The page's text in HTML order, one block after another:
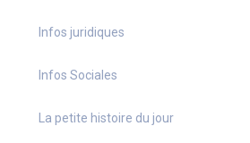
Infos juridiques
Infos Sociales
La petite histoire du jour